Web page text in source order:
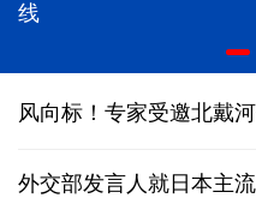
线
风向标！专家受邀北戴
外交部发言人就日本主